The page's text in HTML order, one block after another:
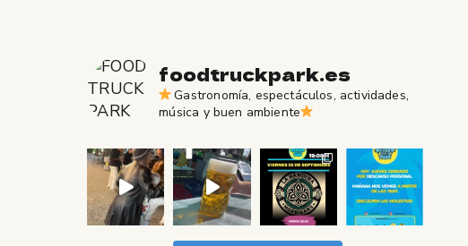
foodtruckpark.es
Gastronomía, espectáculos, actividades,
música y buen ambiente